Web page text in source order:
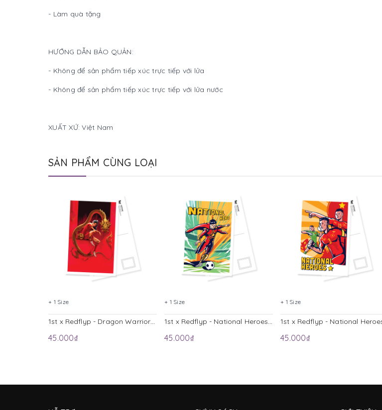
- Làm quà tặng
HƯỚNG DẪN BẢO QUẢN:
- Không để sản phẩm tiếp xúc trực tiếp với lửa
- Không để sản phẩm tiếp xúc trực tiếp với lửa nước
XUẤT XỨ: Việt Nam
SẢN PHẨM CÙNG LOẠI
+ 1 Size
1st x Redflyp - Dragon Warrior Postcard
45.000₫
+ 1 Size
1st x Redflyp - National Heroes 1 Postcard
45.000₫
+ 1 Size
45.000₫